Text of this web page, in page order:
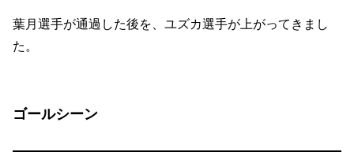
葉月選手が通過した後を、ユズカ選手が上がってきまし
た。
ゴールシーン